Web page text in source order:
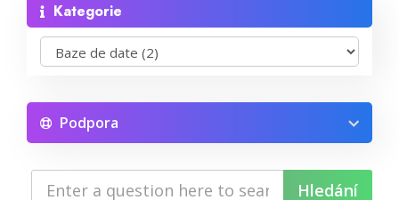
Reseller Radio SonicPanel SHOUTcast
WebHosting
Reseller Web Hosting
Kategorie
Podpora